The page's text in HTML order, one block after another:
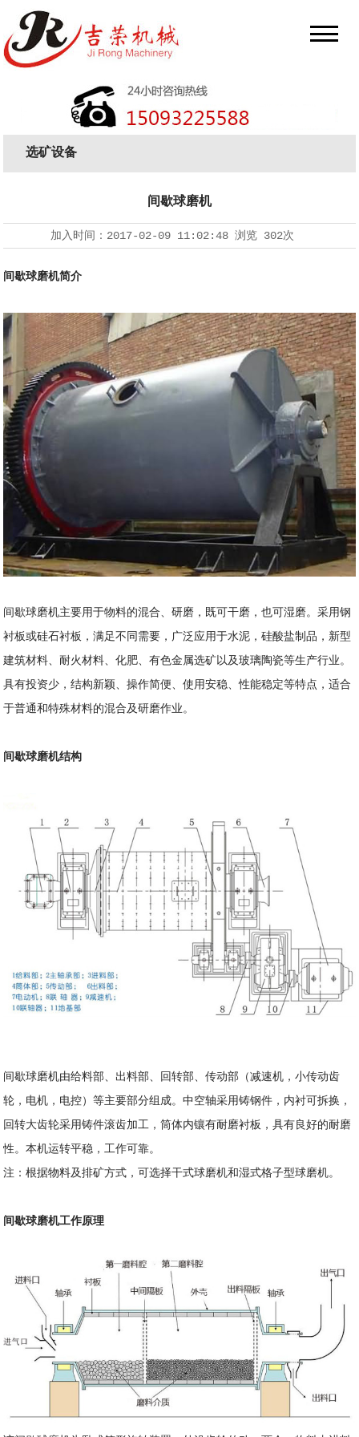
选矿设备
间歇球磨机
加入时间： 2017-02-09 11:02:48浏览 302次
间歇球磨机简介
间歇球磨机主要用于物料的混合、研磨，既可干磨，也可湿磨。采用钢
衬板或硅石衬板，满足不同需要，广泛应用于水泥，硅酸盐制品，新型
建筑材料、耐火材料、化肥、有色金属选矿以及玻璃陶瓷等生产行业。
具有投资少，结构新颖、操作简便、使用安稳、性能稳定等特点，适合
于普通和特殊材料的混合及研磨作业。
间歇球磨机结构
间歇球磨机由给料部、出料部、回转部、传动部（减速机，小传动齿
轮，电机，电控）等主要部分组成。中空轴采用铸钢件，内衬可拆换，
回转大齿轮采用铸件滚齿加工，筒体内镶有耐磨衬板，具有良好的耐磨
性。本机运转平稳，工作可靠。
注：根据物料及排矿方式，可选择干式球磨机和湿式格子型球磨机。
间歇球磨机工作原理